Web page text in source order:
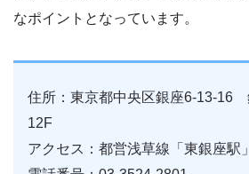
なポイントとなっています。
住所：東京都中央区銀座6-13-16
12F
アクセス：都営浅草線「東銀座駅